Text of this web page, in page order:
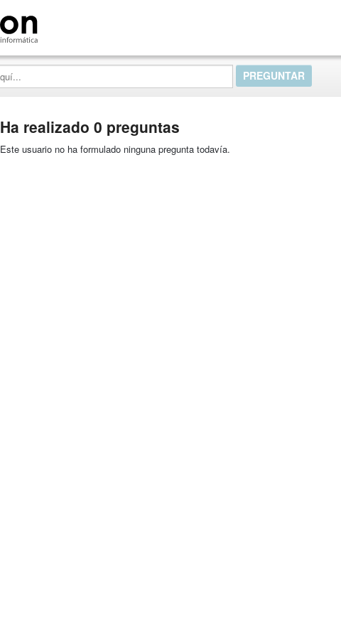
Ha realizado 0 preguntas
Este usuario no ha formulado ninguna pregunta todavía.